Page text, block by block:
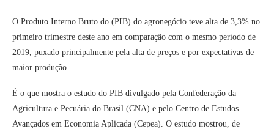
O Produto Interno Bruto do (PIB) do agronegócio teve alta de 3,3% no
primeiro trimestre deste ano em comparação com o mesmo período de
2019, puxado principalmente pela alta de preços e por expectativas de
maior produção.
É o que mostra o estudo do PIB divulgado pela Confederação da
Agricultura e Pecuária do Brasil (CNA) e pelo Centro de Estudos
Avançados em Economia Aplicada (Cepea). O estudo mostrou, de